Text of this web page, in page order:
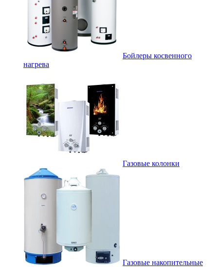
Бойлеры косвенного
нагрева
Газовые колонки
Газовые накопительные